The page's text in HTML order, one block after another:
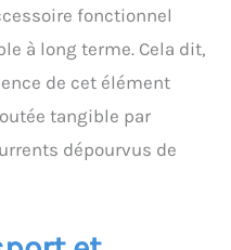
fonctionnel
à long terme. Cela dit,
de cet élément
tangible par
dépourvus de